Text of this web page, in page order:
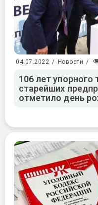
04.07.2022 / Новости /
106 лет упорного
старейших
отметило день